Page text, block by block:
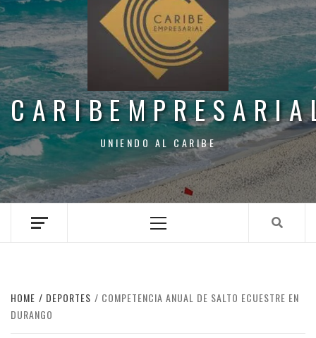
UNIENDO AL CARIBE
Menu
HOME DEPORTES
COMPETENCIA ANUAL DE SALTO ECUESTRE EN
DURANGO